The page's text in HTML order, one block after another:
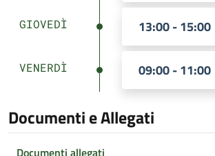
GIOVEDÌ 13:00 - 15:00
VENERDÌ 09:00 - 11:00
Documenti e Allegati
Documenti allegati